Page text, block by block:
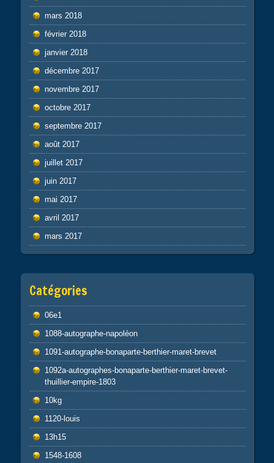
mars 2018
février 2018
janvier 2018
décembre 2017
novembre 2017
octobre 2017
septembre 2017
août 2017
juillet 2017
juin 2017
mai 2017
avril 2017
mars 2017
Catégories
06e1
1088-autographe-napoléon
1091-autographe-bonaparte-berthier-maret-brevet
1092a-autographes-bonaparte-berthier-maret-brevet-
thuillier-empire-1803
10kg
1120-louis
13h15
1548-1608